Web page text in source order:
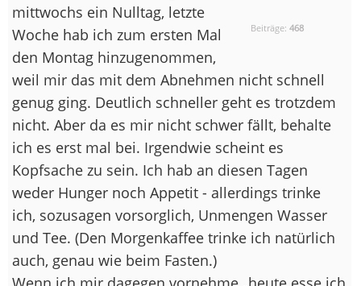
Beiträge:468
mittwochs ein Nulltag, letzte
Woche hab ich zum ersten Mal
den Montag hinzugenommen,
weil mir das mit dem Abnehmen nicht schnell
genug ging. Deutlich schneller geht es trotzdem
nicht. Aber da es mir nicht schwer fällt, behalte
ich es erst mal bei. Irgendwie scheint es
Kopfsache zu sein. Ich hab an diesen Tagen
weder Hunger noch Appetit - allerdings trinke
ich, sozusagen vorsorglich, Unmengen Wasser
und Tee. (Den Morgenkaffee trinke ich natürlich
auch, genau wie beim Fasten.)